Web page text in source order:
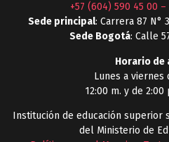
+57 (604) 590 45 00 –
Sede principal: Carrera 87 N°
Sede Bogotá: Calle
Horario de
Lunes a viernes
12:00 m. y de 2:00
Institución de educación superior
del Ministerio de